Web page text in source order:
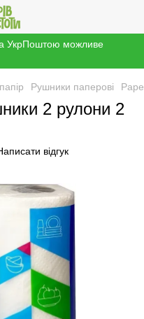
УкрПоштою можливе
Рушники паперові
2 рулони 2
відгук